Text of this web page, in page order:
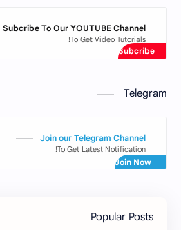
Subcribe To Our YOUTUBE Channel
To Get Video Tutorials!
Telegram
Join our Telegram Channel
To Get Latest Notification!
Popular Posts